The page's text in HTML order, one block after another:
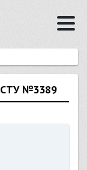
№3389